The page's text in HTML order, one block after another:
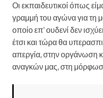
Οι εκπαιδευτικοί όπως
γραμμή του αγώνα για τη
οποίο επ’ ουδενί δεν
έτσι και τώρα θα
απεργία, στην οργάνωση
αναγκών μας, στη